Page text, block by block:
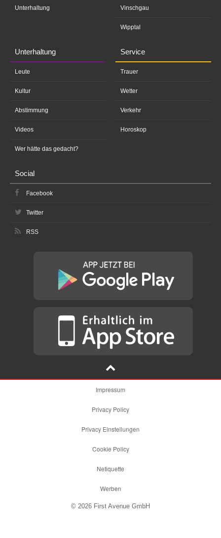
Unterhaltung Vinschgau
Wipptal
Unterhaltung
Leute
Kultur
Abstimmung
Videos
Wer hätte das gedacht?
Service
Trauer
Wetter
Verkehr
Horoskop
Social
Facebook
Twitter
RSS
Impressum
Privacy Policy
Privacy Einstellungen
Cookie Policy
Netiquette
Werben
© 2026 First Avenue GmbH